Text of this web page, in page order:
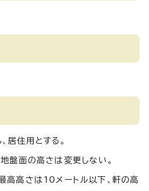
居住用とする。
盤面の高さは変更しない。
高高さは10メートル以下、軒の高